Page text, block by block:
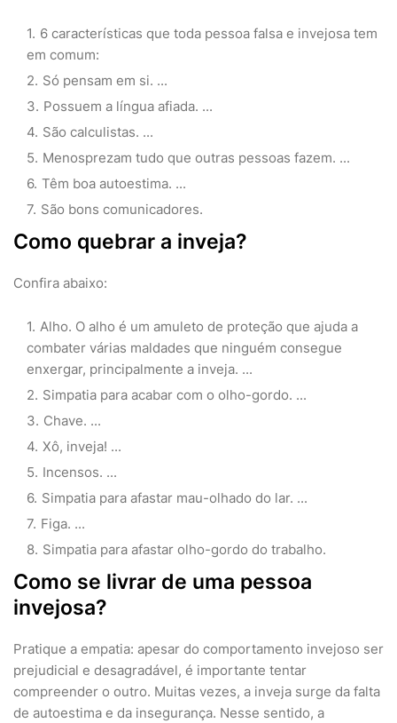
6 características que toda pessoa falsa e invejosa tem
em comum:
Só pensam em si. ...
Possuem a língua afiada. ...
São calculistas. ...
Menosprezam tudo que outras pessoas fazem. ...
Têm boa autoestima. ...
São bons comunicadores.
Como quebrar a inveja?
Confira abaixo:
Alho. O alho é um amuleto de proteção que ajuda a
combater várias maldades que ninguém consegue
enxergar, principalmente a inveja. ...
Simpatia para acabar com o olho-gordo. ...
Chave. ...
Xô, inveja! ...
Incensos. ...
Simpatia para afastar mau-olhado do lar. ...
Figa. ...
Simpatia para afastar olho-gordo do trabalho.
Como se livrar de uma pessoa
invejosa?
Pratique a empatia: apesar do comportamento invejoso ser
prejudicial e desagradável, é importante tentar
compreender o outro. Muitas vezes, a inveja surge da falta
de autoestima e da insegurança. Nesse sentido, a